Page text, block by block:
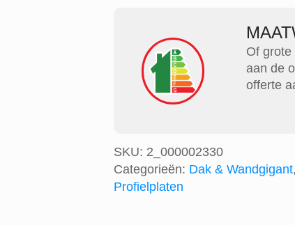
Of
aan de
offerte
SKU: 2_000002330
Categorieën: Dak & Wandgigant,
Profielplaten